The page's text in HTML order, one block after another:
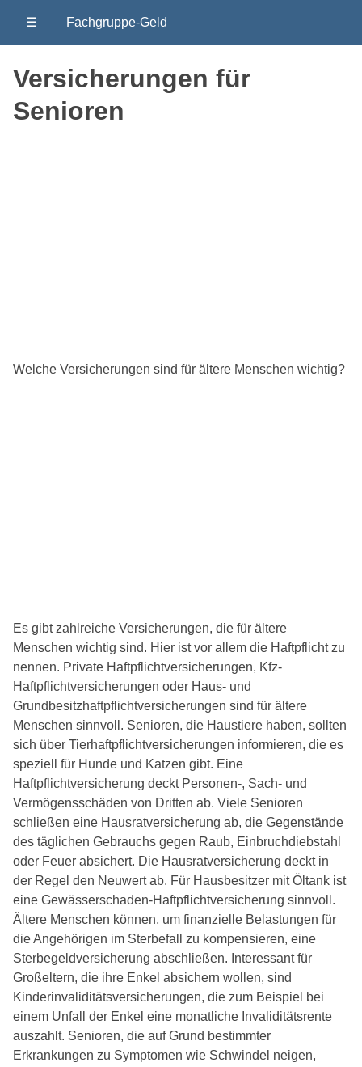
☰ Fachgruppe-Geld
Versicherungen für
Senioren
Welche Versicherungen sind für ältere Menschen wichtig?
Es gibt zahlreiche Versicherungen, die für ältere
Menschen wichtig sind. Hier ist vor allem die Haftpflicht zu
nennen. Private Haftpflichtversicherungen, Kfz-
Haftpflichtversicherungen oder Haus- und
Grundbesitzhaftpflichtversicherungen sind für ältere
Menschen sinnvoll. Senioren, die Haustiere haben, sollten
sich über Tierhaftpflichtversicherungen informieren, die es
speziell für Hunde und Katzen gibt. Eine
Haftpflichtversicherung deckt Personen-, Sach- und
Vermögensschäden von Dritten ab. Viele Senioren
schließen eine Hausratversicherung ab, die Gegenstände
des täglichen Gebrauchs gegen Raub, Einbruchdiebstahl
oder Feuer absichert. Die Hausratversicherung deckt in
der Regel den Neuwert ab. Für Hausbesitzer mit Öltank ist
eine Gewässerschaden-Haftpflichtversicherung sinnvoll.
Ältere Menschen können, um finanzielle Belastungen für
die Angehörigen im Sterbefall zu kompensieren, eine
Sterbegeldversicherung abschließen. Interessant für
Großeltern, die ihre Enkel absichern wollen, sind
Kinderinvaliditätsversicherungen, die zum Beispiel bei
einem Unfall der Enkel eine monatliche Invaliditätsrente
auszahlt. Senioren, die auf Grund bestimmter
Erkrankungen zu Symptomen wie Schwindel neigen,